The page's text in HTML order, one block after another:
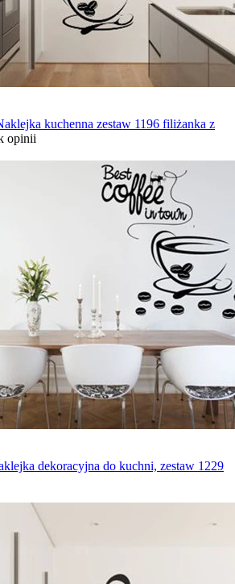
kuchenna zestaw 1196 filiżanka z
opinii
dekoracyjna do kuchni, zestaw 1229